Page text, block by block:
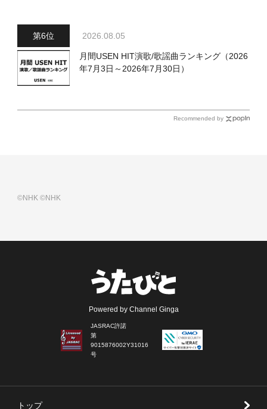
2026.08.05
月間USEN HIT演歌/歌謡曲ランキング（2026
年7月3日～2026年7月30日）
Recommended by
©NHK©NHK
Powered by Channel Ginga
JASRAC許諾
第
9015876002Y31016
号
トップ